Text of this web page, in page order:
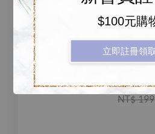
$100元購
立即註冊領
NT$ 99 - +
耳邊
織羅
NT$ 99
NT$ 199